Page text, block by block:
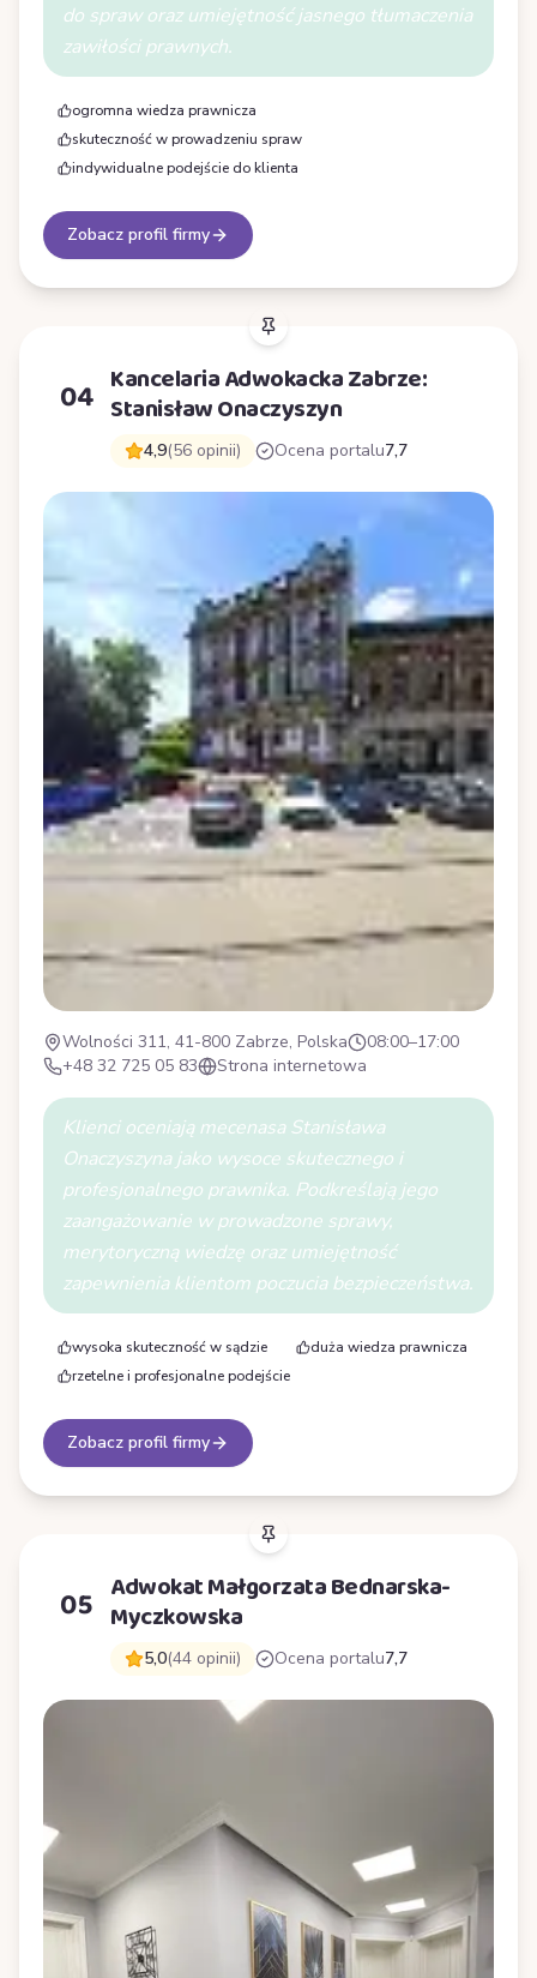
do spraw oraz umiejętność jasnego tłumaczenia
zawiłości prawnych.
ogromna wiedza prawnicza
skuteczność w prowadzeniu spraw
indywidualne podejście do klienta
Zobacz profil firmy
04 Kancelaria Adwokacka Zabrze:
Stanisław Onaczyszyn
4,9(56 opinii) Ocena portalu7,7
Wolności 311, 41-800 Zabrze, Polska
08:00–17:00
+48 32 725 05 83
Strona internetowa
Klienci oceniają mecenasa Stanisława
Onaczyszyna jako wysoce skutecznego i
profesjonalnego prawnika. Podkreślają jego
zaangażowanie w prowadzone sprawy,
merytoryczną wiedzę oraz umiejętność
zapewnienia klientom poczucia bezpieczeństwa.
wysoka skuteczność w sądzie
duża wiedza prawnicza
rzetelne i profesjonalne podejście
Zobacz profil firmy
05 Adwokat Małgorzata Bednarska-
Myczkowska
5,0(44 opinii) Ocena portalu7,7